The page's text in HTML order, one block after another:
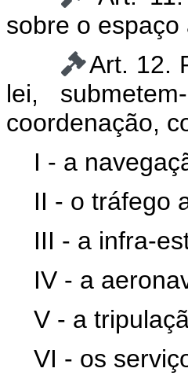
sobre o
Art. 12.
lei,
coordenação,
I - a
II - o tráfego
III - a infra-
IV - a
V - a
VI - os